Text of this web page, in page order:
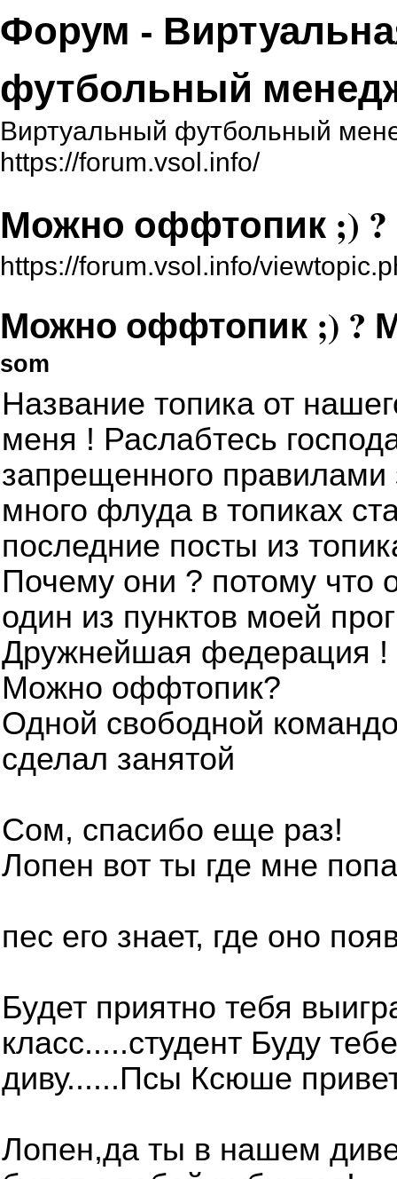
Форум -
футбольный
Виртуальный футбольный
https://forum.vsol.info/
Можно оффтопик ;)
https://forum.vsol.info/
Можно оффтопик ;) ?
som
Название топика от
меня ! Раслабтесь
запрещенного правилами
много флуда в топиках
последние посты из
Почему они ? потому что
один из пунктов моей
Дружнейшая федерация !
Можно оффтопик?
Одной свободной
сделал занятой
Сом, спасибо еще раз!
Лопен вот ты где мне
пес его знает, где оно
Будет приятно тебя
класс.....студент Буду
диву......Псы Ксюше
Лопен,да ты в нашем